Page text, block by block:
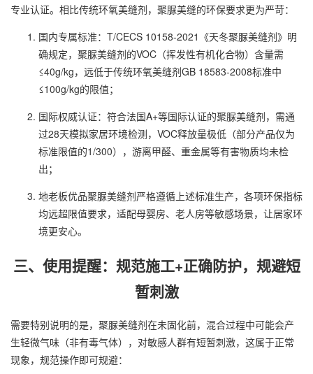
专业认证。相比传统环氧美缝剂，聚脲美缝的环保要求更为严苛：
国内专属标准：T/CECS 10158-2021《天冬聚脲美缝剂》明
确规定，聚脲美缝剂的VOC（挥发性有机化合物）含量需
≤40g/kg，远低于传统环氧美缝剂GB 18583-2008标准中
≤100g/kg的限值；
国际权威认证：符合法国A+等国际认证的聚脲美缝剂，需通
过28天模拟家居环境检测，VOC释放量极低（部分产品仅为
标准限值的1/300），游离甲醛、重金属等有害物质均未检
出；
地老板优品聚脲美缝剂严格遵循上述标准生产，各项环保指标
均远超限值要求，适配母婴房、老人房等敏感场景，让居家环
境更安心。
三、使用提醒：规范施工+正确防护，规避短
暂刺激
需要特别说明的是，聚脲美缝剂在未固化前，混合过程中可能会产
生轻微气味（非有毒气体），对敏感人群有短暂刺激，这属于正常
现象，规范操作即可规避：